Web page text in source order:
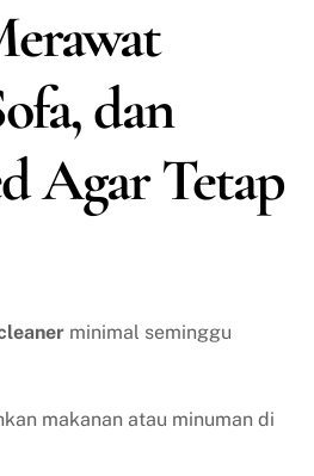
dan
Agar Tetap
minimal seminggu
makanan atau minuman di